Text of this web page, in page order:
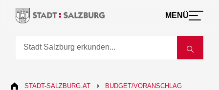
MENÜ
STADT-SALZBURG.AT BUDGET/VORANSCHLAG